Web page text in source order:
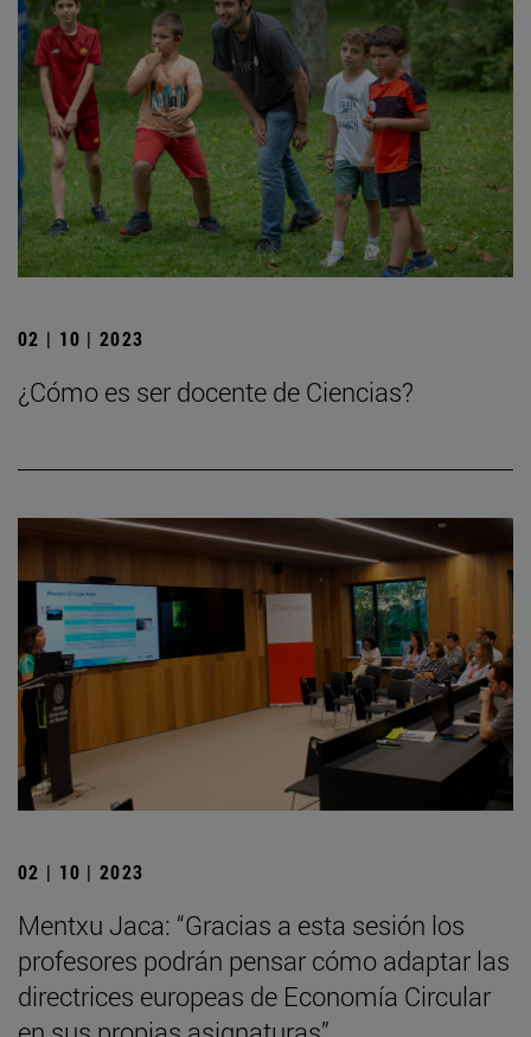
02 | 10 | 2023
¿Cómo es ser docente de Ciencias?
02 | 10 | 2023
Mentxu Jaca: “Gracias a esta sesión los
profesores podrán pensar cómo adaptar las
directrices europeas de Economía Circular